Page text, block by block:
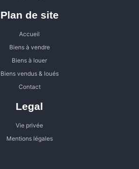
Plan de site
Accueil
Biens à vendre
Biens à louer
Biens vendus & loués
Contact
Legal
Vie privée
Mentions légales